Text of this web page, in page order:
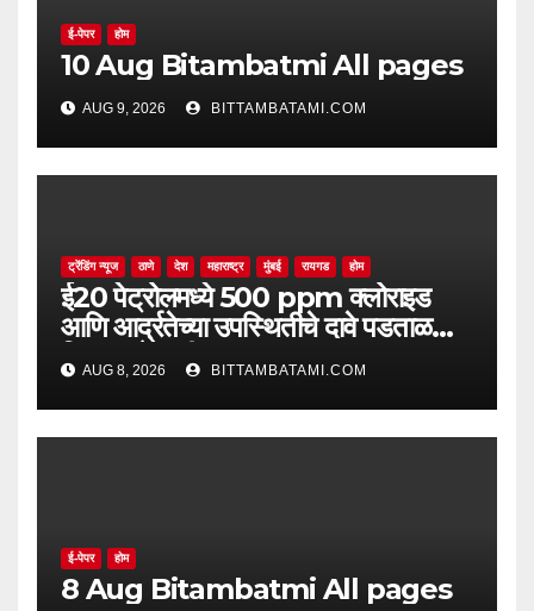
ई-पेपर होम
10 Aug Bitambatmi All pages
AUG 9, 2026 BITTAMBATAMI.COM
ट्रेंडिंग न्यूज ठाणे देश महाराष्ट्र मुंबई रायगड होम
ई20 पेट्रोलमध्ये 500 ppm क्लोराइड
आणि आर्द्रतेच्या उपस्थितीचे दावे पडताळणीत
सिद्ध झाले नाहीत
AUG 8, 2026 BITTAMBATAMI.COM
ई-पेपर होम
8 Aug Bitambatmi All pages